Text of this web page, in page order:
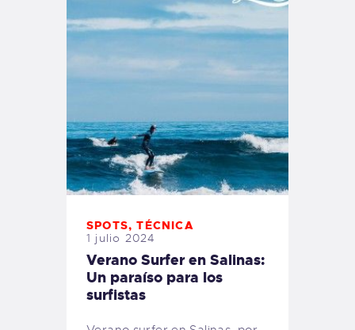
SPOTS,TÉCNICA
1 julio 2024
Verano Surfer en Salinas:
Un paraíso para los
surfistas